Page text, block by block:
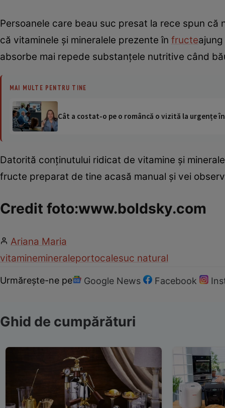
Persoanele care beau suc presat la rece spun
că vitaminele şi mineralele prezente în fructe
absorbe mai repede substanţele nutritive când
MAI MULTE PENTRU TINE
Cât a costat-o pe o româncă o vizită la urgențe
Datorită conţinutului ridicat de vitamine şi
fructe preparat de tine acasă manual şi vei
Credit foto:www.boldsky.com
Ariana Maria
vitaminemineraleportocalesuc natural
Urmărește-ne pe Google News Facebook
Ghid de cumpărături